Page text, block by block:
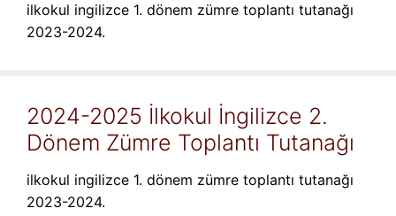
ilkokul ingilizce 1. dönem zümre toplantı tutanağı
2023-2024.
2024-2025 İlkokul İngilizce 2.
Dönem Zümre Toplantı Tutanağı
ilkokul ingilizce 1. dönem zümre toplantı tutanağı
2023-2024.